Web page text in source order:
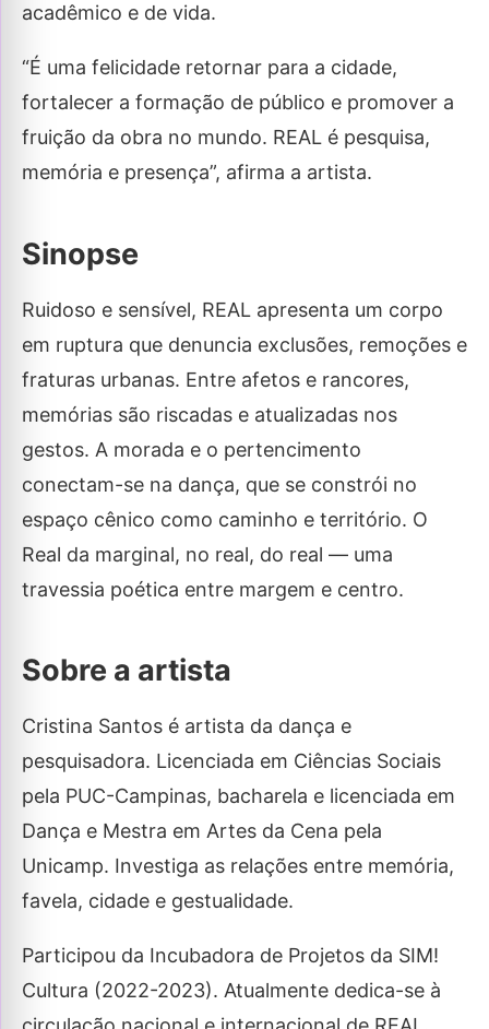
acadêmico e de vida.
“É uma felicidade retornar para a cidade,
fortalecer a formação de público e promover a
fruição da obra no mundo. REAL é pesquisa,
memória e presença”, afirma a artista.
Sinopse
Ruidoso e sensível, REAL apresenta um corpo
em ruptura que denuncia exclusões, remoções e
fraturas urbanas. Entre afetos e rancores,
memórias são riscadas e atualizadas nos
gestos. A morada e o pertencimento
conectam-se na dança, que se constrói no
espaço cênico como caminho e território. O
Real da marginal, no real, do real — uma
travessia poética entre margem e centro.
Sobre a artista
Cristina Santos é artista da dança e
pesquisadora. Licenciada em Ciências Sociais
pela PUC-Campinas, bacharela e licenciada em
Dança e Mestra em Artes da Cena pela
Unicamp. Investiga as relações entre memória,
favela, cidade e gestualidade.
Participou da Incubadora de Projetos da SIM!
Cultura (2022-2023). Atualmente dedica-se à